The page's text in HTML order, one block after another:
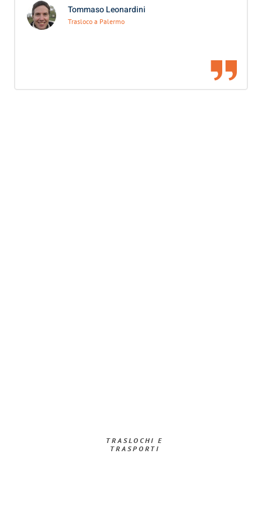
Tommaso Leonardini
Trasloco a Palermo
TRASLOCHI E
TRASPORTI​